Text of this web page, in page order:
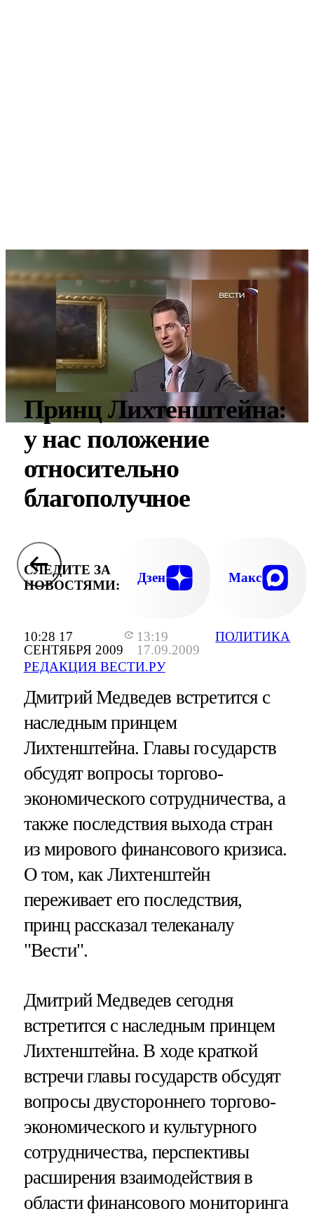
10:28 17
СЕНТЯБРЯ 2009
13:19
17.09.2009
РЕДАКЦИЯ ВЕСТИ.РУ
ПОЛИТИКА
Принц Лихтенштейна:
у нас положение
относительно
благополучное
СЛЕДИТЕ ЗА
НОВОСТЯМИ:
Дзен Макс
Дмитрий Медведев встретится с
наследным принцем
Лихтенштейна. Главы государств
обсудят вопросы торгово-
экономического сотрудничества, а
также последствия выхода стран
из мирового финансового кризиса.
О том, как Лихтенштейн
переживает его последствия,
принц рассказал телеканалу
"Вести".
Дмитрий Медведев сегодня
встретится с наследным принцем
Лихтенштейна. В ходе краткой
встречи главы государств обсудят
вопросы двустороннего торгово-
экономического и культурного
сотрудничества, перспективы
расширения взаимодействия в
области финансового мониторинга